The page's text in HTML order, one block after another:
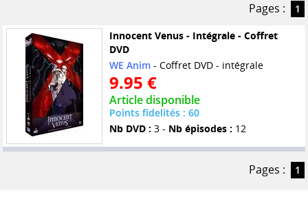
Pages :
1
Innocent Venus - Intégrale - Coffret
DVD
WE Anim- Coffret DVD - intégrale
9.95 €
Article disponible
Points fidelités : 60
Nb DVD : 3 - Nb épisodes : 12
Pages : 1